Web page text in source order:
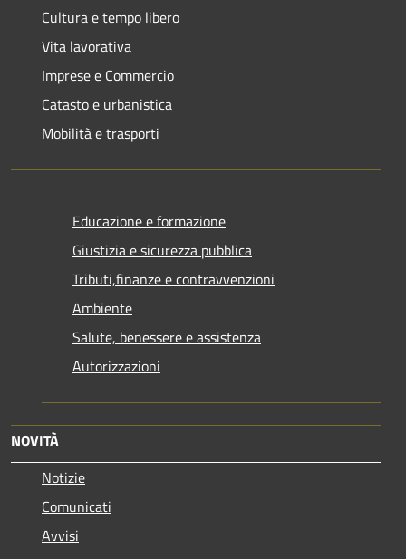
Cultura e tempo libero
Vita lavorativa
Imprese e Commercio
Catasto e urbanistica
Mobilità e trasporti
Educazione e formazione
Giustizia e sicurezza pubblica
Tributi,finanze e contravvenzioni
Ambiente
Salute, benessere e assistenza
Autorizzazioni
NOVITÀ
Notizie
Comunicati
Avvisi